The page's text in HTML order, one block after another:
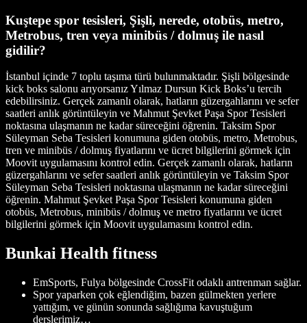
Kuştepe spor tesisleri, Şişli, nerede, otobüs, metro,
Metrobus, tren veya minibüs / dolmuş ile nasıl
gidilir?
İstanbul içinde 7 toplu taşıma türü bulunmaktadır. Şişli bölgesinde
kick boks salonu arıyorsanız Yılmaz Dursun Kick Boks’u tercih
edebilirsiniz. Gerçek zamanlı olarak, hatların güzergahlarını ve sefer
saatleri anlık görüntüleyin ve Mahmut Şevket Paşa Spor Tesisleri
noktasına ulaşmanın ne kadar süreceğini öğrenin. Taksim Spor
Süleyman Seba Tesisleri konumuna giden otobüs, metro, Metrobus,
tren ve minibüs / dolmuş fiyatlarını ve ücret bilgilerini görmek için
Moovit uygulamasını kontrol edin. Gerçek zamanlı olarak, hatların
güzergahlarını ve sefer saatleri anlık görüntüleyin ve Taksim Spor
Süleyman Seba Tesisleri noktasına ulaşmanın ne kadar süreceğini
öğrenin. Mahmut Şevket Paşa Spor Tesisleri konumuna giden
otobüs, Metrobus, minibüs / dolmuş ve metro fiyatlarını ve ücret
bilgilerini görmek için Moovit uygulamasını kontrol edin.
Bunkai Health fitness
EmSports, Fulya bölgesinde CrossFit odaklı antrenman sağlar.
Spor yaparken çok eğlendiğim, bazen gülmekten yerlere
yattığım, ve günün sonunda sağlığıma kavuştuğum
derslerimiz…